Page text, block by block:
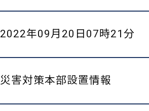
2022年09月20日07時21分
災害対策本部設置情報